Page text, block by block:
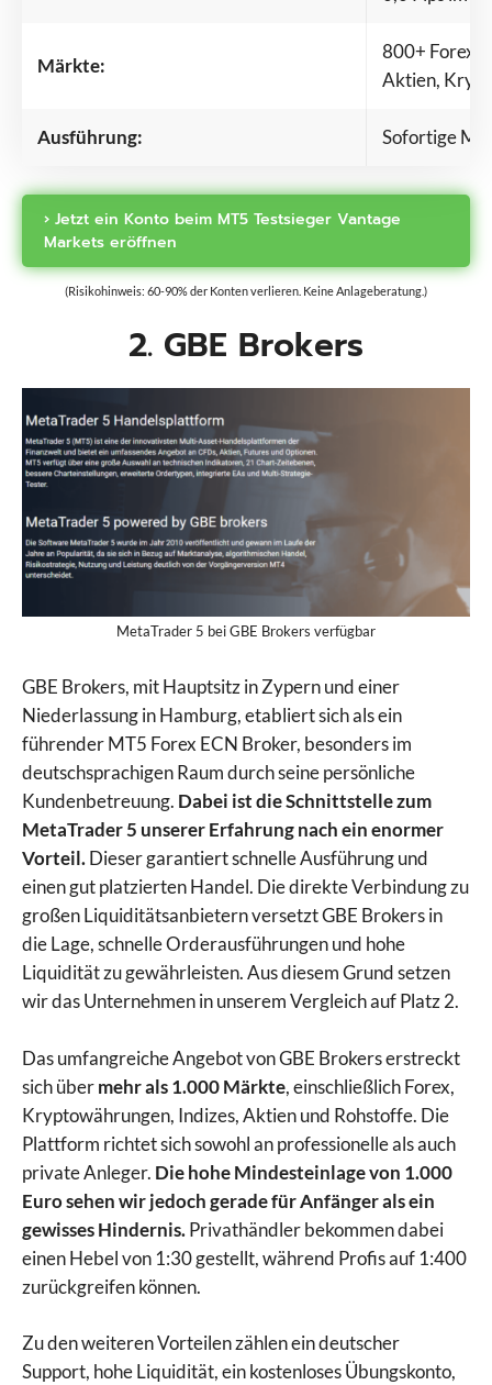
Märkte:
800+ Forex,
Aktien,
Ausführung: Sofortige
› Jetzt ein Konto beim MT5 Testsieger Vantage
Markets eröffnen
(Risikohinweis: 60-90% der Konten verlieren. Keine Anlageberatung.)
2. GBE Brokers
MetaTrader 5 bei GBE Brokers verfügbar
GBE Brokers, mit Hauptsitz in Zypern und einer
Niederlassung in Hamburg, etabliert sich als ein
führender MT5 Forex ECN Broker, besonders im
deutschsprachigen Raum durch seine persönliche
Kundenbetreuung. Dabei ist die Schnittstelle zum
MetaTrader 5 unserer Erfahrung nach ein enormer
Vorteil.Dieser garantiert schnelle Ausführung und
einen gut platzierten Handel. Die direkte Verbindung zu
großen Liquiditätsanbietern versetzt GBE Brokers in
die Lage, schnelle Orderausführungen und hohe
Liquidität zu gewährleisten. Aus diesem Grund setzen
wir das Unternehmen in unserem Vergleich auf Platz 2.
Das umfangreiche Angebot von GBE Brokers erstreckt
sich übermehr als 1.000 Märkte, einschließlich Forex,
Kryptowährungen, Indizes, Aktien und Rohstoffe. Die
Plattform richtet sich sowohl an professionelle als auch
private Anleger. Die hohe Mindesteinlage von 1.000
Euro sehen wir jedoch gerade für Anfänger als ein
gewisses Hindernis.Privathändler bekommen dabei
einen Hebel von 1:30 gestellt, während Profis auf 1:400
zurückgreifen können.
Zu den weiteren Vorteilen zählen ein deutscher
Support, hohe Liquidität, ein kostenloses Übungskonto,